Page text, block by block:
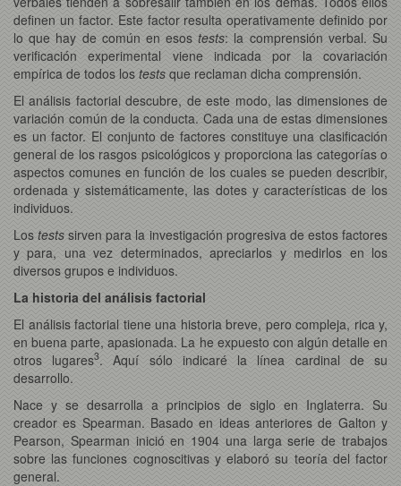
definen un factor. Este factor resulta operativamente definido por
lo que hay de común en esostests: la comprensión verbal. Su
verificación experimental viene indicada por la covariación
empírica de todos los tests que reclaman dicha comprensión.
El análisis factorial descubre, de este modo, las dimensiones de
variación común de la conducta. Cada una de estas dimensiones
es un factor. El conjunto de factores constituye una clasificación
general de los rasgos psicológicos y proporciona las categorías o
aspectos comunes en función de los cuales se pueden describir,
ordenada y sistemáticamente, las dotes y características de los
individuos.
Lostests sirven para la investigación progresiva de estos factores
y para, una vez determinados, apreciarlos y medirlos en los
diversos grupos e individuos.
La historia del análisis factorial
El análisis factorial tiene una historia breve, pero compleja, rica y,
en buena parte, apasionada. La he expuesto con algún detalle en
otros lugares3. Aquí sólo indicaré la línea cardinal de su
desarrollo.
Nace y se desarrolla a principios de siglo en Inglaterra. Su
creador es Spearman. Basado en ideas anteriores de Galton y
Pearson, Spearman inició en 1904 una larga serie de trabajos
sobre las funciones cognoscitivas y elaboró su teoría del factor
general.